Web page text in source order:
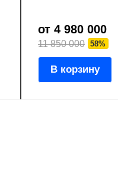
от 4 980 000
11 850 000 58%
В корзину